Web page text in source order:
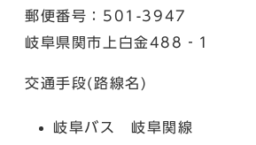
郵便番号：501-3947
岐阜県関市上白金488‐1
交通手段(路線名)
岐阜バス 岐阜関線